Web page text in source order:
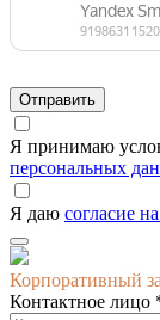
Я принимаю
персональных
Я даю согласие
Корпоративный
Контактное лицо